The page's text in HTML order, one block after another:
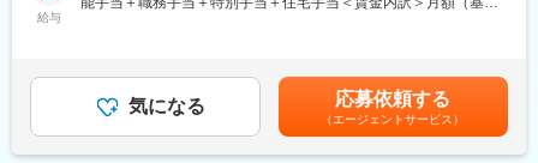
・保育園に預けて復職した場合⇒保育手当を支給（3歳まで）
制度』あり
（2）ベルパークは東証スタンダード上場企業。全国に300店以上
の店舗を展開し、安定した経営基盤を誇ります。研修体制も充
必要部品の注文をし、取り換え
・顧客への説明、アドバイス等
給与
与：・あり／年2回／計2ヶ月分（前年度実績）・昇給、賞与は業
務実績により変動します。・勤続3ヶ月以上経過で、初回賞与15
万程度の支給実績。賃金はあくまでも目安の金額であり、選考を
通じて上下する可能性があります。月給(月額)は固定手当を含めた
気になる 応募依頼する
（エージェントサービス）